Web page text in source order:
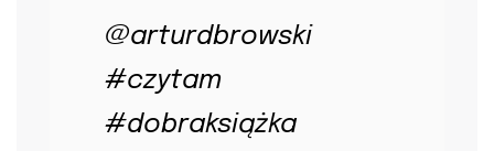
@arturdbrowski
#czytam
#dobraksiążka